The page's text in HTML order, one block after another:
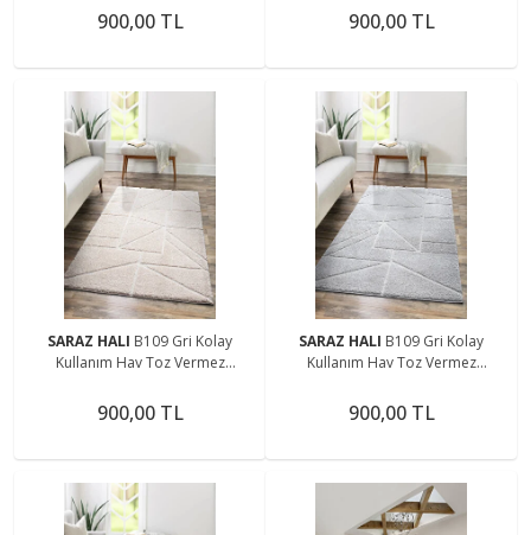
Dokuma Makine Halısı
900,00 TL
Modern Shaggy Halı
900,00 TL
SARAZ HALI B109 Gri Kolay
Kullanım Hav Toz Vermez
Modern Shaggy Halı
900,00 TL
SARAZ HALI B109 Gri Kolay
Kullanım Hav Toz Vermez
Modern Shaggy Halı
900,00 TL